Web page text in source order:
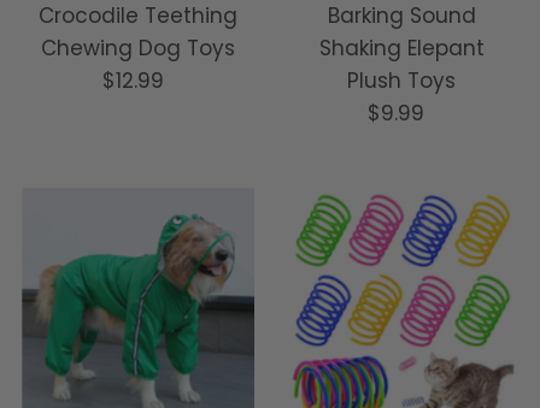
Crocodile Teething
Chewing Dog Toys
Normale
$12.99
Barking Sound
Shaking Elepant
Plush Toys
Normale
$9.99